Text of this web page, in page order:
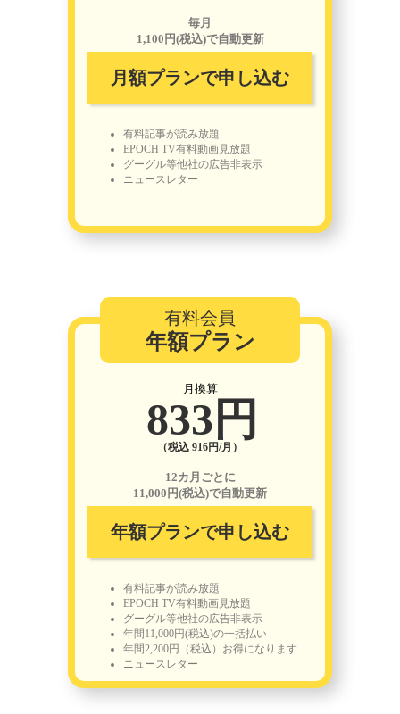
毎月
1,100円(税込)で自動更新
月額プランで申し込む
有料記事が読み放題
EPOCH TV有料動画見放題
グーグル等他社の広告非表示
ニュースレター
有料会員
年額プラン
月換算
833円
（税込 916円/月）
12カ月ごとに
11,000円(税込)で自動更新
年額プランで申し込む
有料記事が読み放題
EPOCH TV有料動画見放題
グーグル等他社の広告非表示
年間11,000円(税込)の一括払い
年間2,200円（税込）お得になります
ニュースレター